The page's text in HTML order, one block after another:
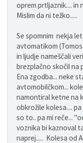
oprem prtljaznik.... in
Mislim da ni težko.....
Se spomnim nekja
avtomatikom
in ljudje nameščali
brezplačno skočil na
Ena zgodba... neke
avtomobilčkom...
namontiral ketne na
obkrožile kolesa....
so to.. pa mi reče...
voznika bi kaznoval
naprej..... Kolesa od